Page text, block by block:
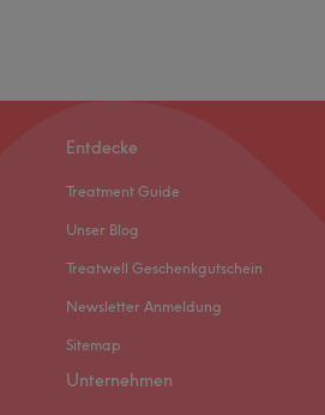
Entdecke
Treatment Guide
Unser Blog
Treatwell Geschenkgutschein
Newsletter Anmeldung
Sitemap
Unternehmen